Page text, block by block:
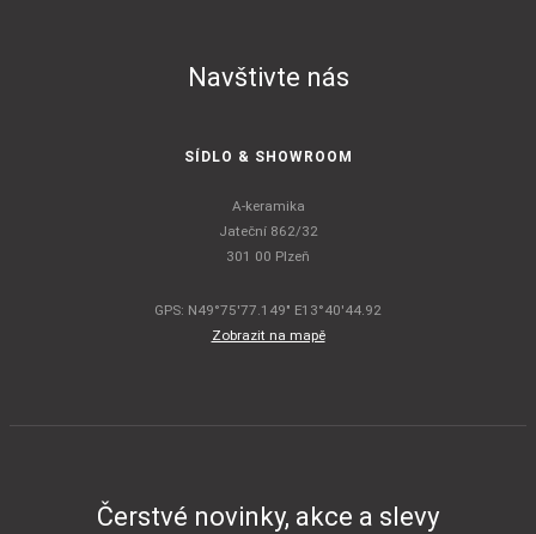
Navštivte nás
SÍDLO & SHOWROOM
A-keramika
Jateční 862/32
301 00 Plzeň
GPS: N49°75'77.149" E13°40'44.92
Zobrazit na mapě
Čerstvé novinky, akce a slevy